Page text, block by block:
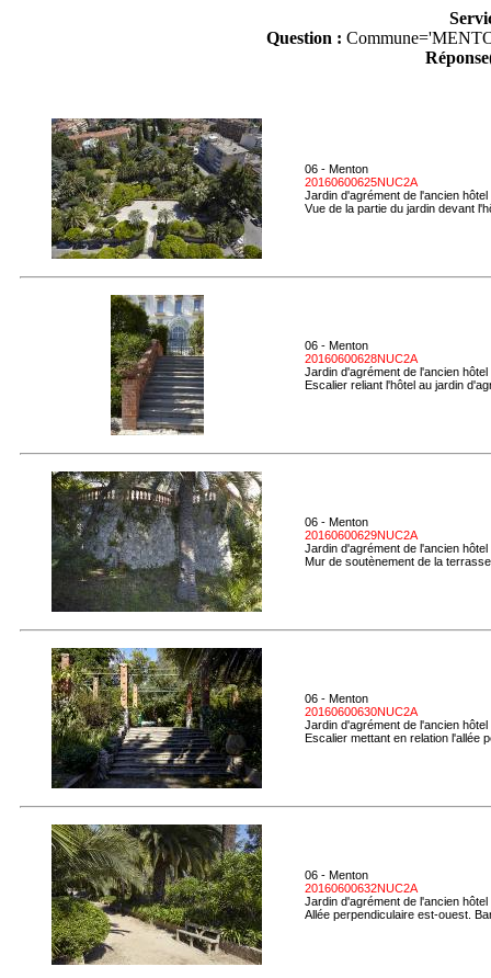
Question :
06 - Menton
20160600625NUC2A
Jardin d'agrément de l'ancien
Vue de la partie du jardin devant
06 - Menton
20160600628NUC2A
Jardin d'agrément de l'ancien
Escalier reliant l'hôtel au jardin
06 - Menton
20160600629NUC2A
Jardin d'agrément de l'ancien
Mur de soutènement de la
06 - Menton
20160600630NUC2A
Jardin d'agrément de l'ancien
Escalier mettant en relation l'allée
06 - Menton
20160600632NUC2A
Jardin d'agrément de l'ancien
Allée perpendiculaire est-ouest.